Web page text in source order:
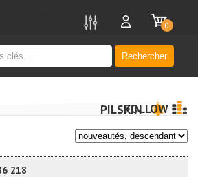
Rechercher
0
PILSKINFOLLOW
218